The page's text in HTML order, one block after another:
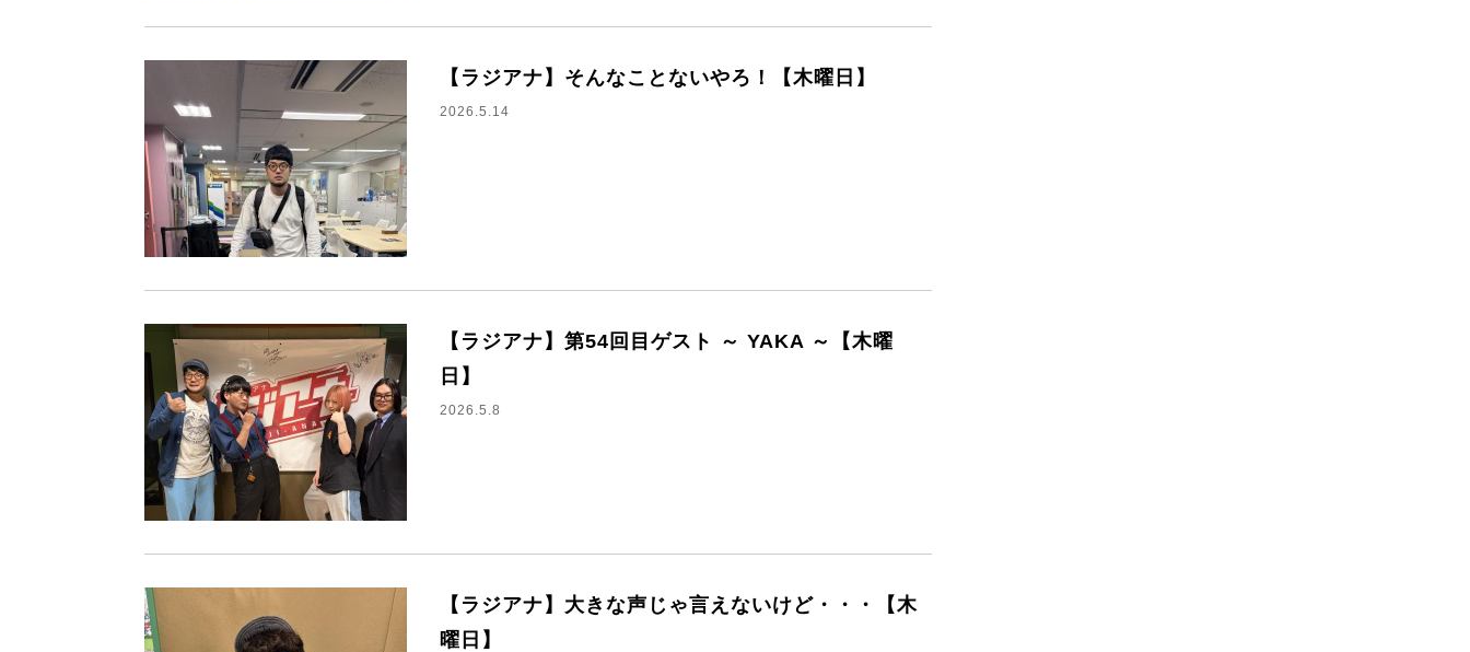
【ラジアナ】そんなことないやろ！【木曜日】
2026.5.14
【ラジアナ】第54回目ゲスト ～ YAKA ～【木曜
日】
2026.5.8
【ラジアナ】大きな声じゃ言えないけど・・・【木
曜日】